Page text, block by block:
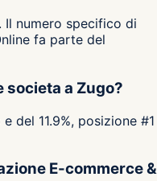
Il numero specifico di
fa parte del
societa a Zugo?
del 11.9%, posizione #1
E-commerce &